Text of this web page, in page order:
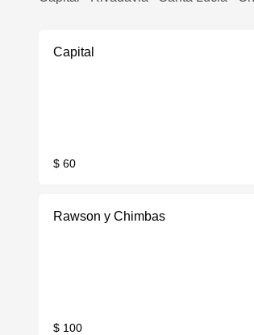
Capital
$ 60
Rawson y Chimbas
$ 100